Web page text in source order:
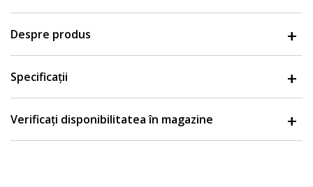
Despre produs
Specificații
Verificați disponibilitatea în magazine